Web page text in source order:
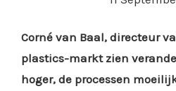
Corné van Baal, directeur
plastics-markt zien
hoger, de processen